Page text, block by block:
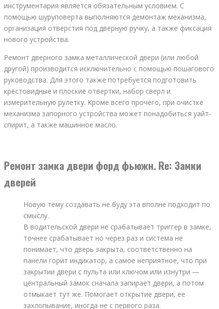
инструментария является обязательным условием. С
помощью шуруповерта выполняются демонтаж механизма,
организация отверстия под дверную ручку, а также фиксация
нового устройства.
Ремонт дверного замка металлической двери (или любой
другой) производится исключительно с помощью пошагового
руководства. Для этого также потребуется подготовить
крестовидные и плоские отвертки, набор сверл и
измерительную рулетку. Кроме всего прочего, при очистке
механизма запорного устройства может понадобиться уайт-
спирит, а также машинное масло.
Ремонт замка двери форд фьюжн. Re: Замки
дверей
Новую тему создавать не буду эта вполне подходит по
смыслу.
В водительской двери не срабатывает триггер в замке,
точнее срабатывает но через раз и система не
понимает, что дверь закрыта, соответственно на
панели горит индикатор, а самое неприятное, что при
закрытии двери с пульта или ключом или изнутри —
центральный замок сначала запирает двери, а потом
отмыкает тут же. Помогает открытие двери, ее
захлопывание, иногда не с первого раза.